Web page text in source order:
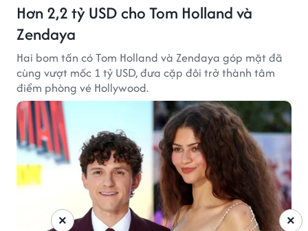
Hơn 2,2 tỷ USD cho Tom Holland và
Zendaya
Hai bom tấn có Tom Holland và Zendaya góp mặt đã
cùng vượt mốc 1 tỷ USD, đưa cặp đôi trở thành tâm
điểm phòng vé Hollywood.
×
×